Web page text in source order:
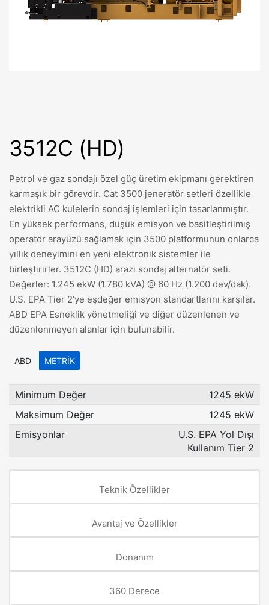
3512C (HD)
Petrol ve gaz sondajı özel güç üretim ekipmanı gerektiren
karmaşık bir görevdir. Cat 3500 jeneratör setleri özellikle
elektrikli AC kulelerin sondaj işlemleri için tasarlanmıştır.
En yüksek performans, düşük emisyon ve basitleştirilmiş
operatör arayüzü sağlamak için 3500 platformunun onlarca
yıllık deneyimini en yeni elektronik sistemler ile
birleştirirler. 3512C (HD) arazi sondaj alternatör seti.
Değerler: 1.245 ekW (1.780 kVA) @ 60 Hz (1.200 dev/dak).
U.S. EPA Tier 2'ye eşdeğer emisyon standartlarını karşılar.
ABD EPA Esneklik yönetmeliği ve diğer düzenlenen ve
düzenlenmeyen alanlar için bulunabilir.
ABD METRIK
Minimum Değer
1245 ekW
Maksimum Değer
1245 ekW
Emisyonlar
U.S. EPA Yol Dışı
Kullanım Tier 2
Teknik Özellikler
Avantaj ve Özellikler
Donanım
360 Derece